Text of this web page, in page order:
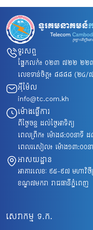
ទូរសព្ទ
ផ្នែកលក់៖ ០២៣ ៧២២ ២២
លេខទាន់ចិត្ត៖ ៨៨៨៨ (២៤/៧
អ៊ីម៉ែល
info@tc.com.kh
ម៉ោងធ្វើការ
ពីថ្ងៃចន្ទ ដល់ថ្ងៃអាទិត្យ
ពេលព្រឹក៖ ម៉ោង៨​:០០នាទី
ពេលរសៀល៖ ម៉ោង១៣:០០ន
អាសយដ្ឋាន
អាគារលេខៈ ៩៥-៩៧ មហាវិ
ខណ្ឌ៧មករា រាជធានីភ្នំពេញ
សេវាកម្ម ទ.ក.